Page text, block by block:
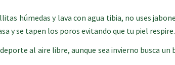
húmedas y lava con agua tibia, no uses
y se tapen los poros evitando que tu piel respire.
al aire libre, aunque sea invierno busca